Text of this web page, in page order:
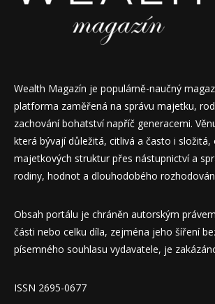
Wealth Magazín je populárně-naučný
platforma zaměřená na správu majetku,
zachování bohatství napříč generacemi.
která bývají důležitá, citlivá a často i složitá,
majetkových struktur přes nástupnictví a
rodiny, hodnot a dlouhodobého
Obsah portálu je chráněn autorským
části nebo celku díla, zejména jeho šíření
písemného souhlasu vydavatele, je
ISSN 2695-0677